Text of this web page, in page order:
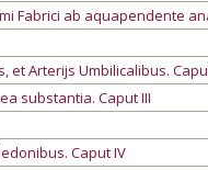
Fabrici ab aquapendente
et Arterijs Umbilicalibus.
substantia. Caput III
Caput IV